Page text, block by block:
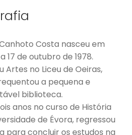
Costa nasceu em
17 de outubro de 1978.
Artes no Liceu de Oeiras,
a pequena e
biblioteca.
anos no curso de História
de Évora, regressou
para concluir os estudos na